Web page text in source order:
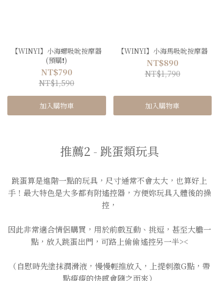
【WINYI】小海螺吸吮按摩器
(預購❗️)
NT$790
NT$1,590
加入購物車
【WINYI】小海馬吸吮按摩器
NT$890
NT$1,790
加入購物車
推薦2 - 跳蛋類玩具
跳蛋算是進階一點的玩具，尺寸通常不會太大，也算好上
手！最大特色是大多都有附遙控器，方便妳玩具入體後的操
控，
因此非常適合情侶購買，用於前戲互動、挑逗，甚至大膽一
點，放入跳蛋出門，可路上偷偷遙控另一半><
（自慰時先塗抹潤滑液，慢慢輕推放入，上提刺激G點，帶
點痠痠的快感會隨之而來）